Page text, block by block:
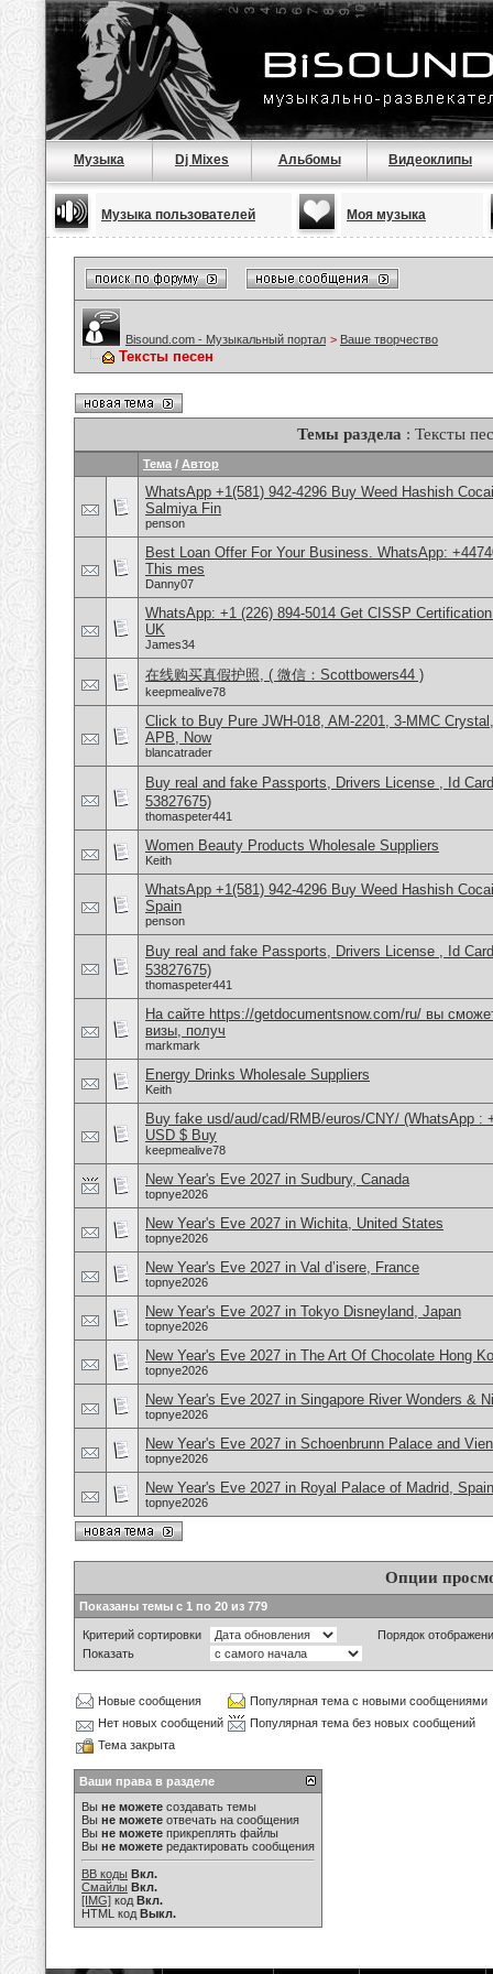
Музыка Dj Mixes Альбомы Видеоклипы
Музыка пользователей Моя музыка
Bisound.com - Музыкальный портал > Ваше творчество
Тексты песен
Темы раздела : Тексты
Тема / Автор
WhatsApp +1(581) 942-4296 Buy Weed Hashish
Salmiya Fin
penson
Best Loan Offer For Your Business. WhatsApp:
This mes
Danny07
WhatsApp: +1 (226) 894-5014​ Get CISSP
UK
James34
在线购买真假护照, ( 微信：Scottbowers44 )
keepmealive78
Click to Buy Pure JWH-018, AM-2201, 3-MMC
APB, Now
blancatrader
Buy real and fake Passports, Drivers License , Id
53827675)
thomaspeter441
Women Beauty Products Wholesale Suppliers
Keith
WhatsApp +1(581) 942-4296 Buy Weed Hashish
Spain
penson
Buy real and fake Passports, Drivers License , Id
53827675)
thomaspeter441
На сайте https://getdocumentsnow.com/ru/ вы
визы, получ
markmark
Energy Drinks Wholesale Suppliers
Keith
Buy fake usd/aud/cad/RMB/euros/CNY/ (WhatsApp :
USD $ Buy
keepmealive78
New Year's Eve 2027 in Sudbury, Canada
topnye2026
New Year's Eve 2027 in Wichita, United States
topnye2026
New Year's Eve 2027 in Val d’isere, France
topnye2026
New Year's Eve 2027 in Tokyo Disneyland, Japan
topnye2026
New Year's Eve 2027 in The Art Of Chocolate Hong
topnye2026
New Year's Eve 2027 in Singapore River Wonders &
topnye2026
New Year's Eve 2027 in Schoenbrunn Palace and
topnye2026
New Year's Eve 2027 in Royal Palace of Madrid, Spain
topnye2026
Опции
Показаны темы с 1 по 20 из 779
Критерий сортировки
Порядок
Показать
Новые сообщения
Популярная тема с новыми сообщениями
Нет новых сообщений
Популярная тема без новых сообщений
Тема закрыта
Ваши права в разделе
Вы не можете создавать темы
Вы не можете отвечать на сообщения
Вы не можете прикреплять файлы
Вы не можете редактировать сообщения
BB коды Вкл.
Смайлы Вкл.
[IMG] код Вкл.
HTML код Выкл.